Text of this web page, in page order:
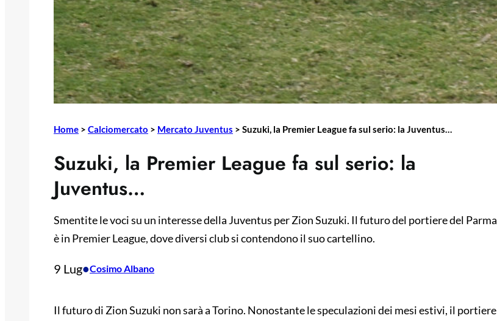
Home > Calciomercato > Mercato Juventus > Suzuki, la Premier League fa sul serio: la Juventus…
Suzuki, la Premier League fa sul serio: la
Juventus…
Smentite le voci su un interesse della Juventus per Zion Suzuki. Il futuro del portiere del Parma
è in Premier League, dove diversi club si contendono il suo cartellino.
9 Lug•Cosimo Albano
Il futuro di Zion Suzuki non sarà a Torino. Nonostante le speculazioni dei mesi estivi, il portiere